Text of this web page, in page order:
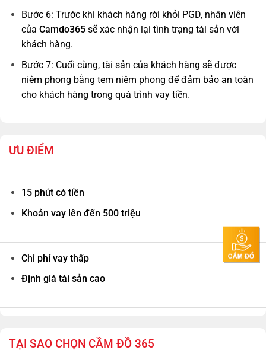
Bước 6: Trước khi khách hàng rời khỏi PGD, nhân viên
của Camdo365sẽ xác nhận lại tình trạng tài sản với
khách hàng.
Bước 7: Cuối cùng, tài sản của khách hàng sẽ được
niêm phong bằng tem niêm phong để đảm bảo an toàn
cho khách hàng trong quá trình vay tiền.
ƯU ĐIỂM
15 phút có tiền
Khoản vay lên đến 500 triệu
Chi phí vay thấp
Định giá tài sản cao
TẠI SAO CHỌN CẦM ĐỒ 365